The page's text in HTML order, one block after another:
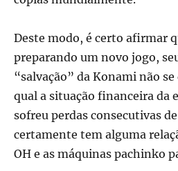
Deste modo, é certo afirmar
preparando um novo jogo,
“salvação” da Konami não
qual a situação financeira da
sofreu perdas consecutivas
certamente tem alguma
OH e as máquinas pachinko